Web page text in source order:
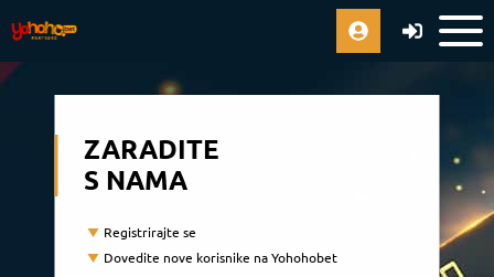
ZARADITE
S NAMA
Registrirajte se
Dovedite nove korisnike na Yohohobet